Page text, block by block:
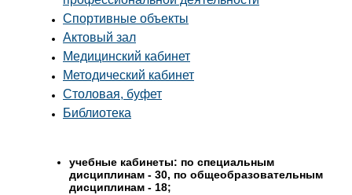
Спортивные объекты
Актовый зал
Медицинский кабинет
Методический кабинет
Столовая, буфет
Библиотека
учебные кабинеты: по специальным
дисциплинам - 30, по общеобразовательным
дисциплинам - 18;